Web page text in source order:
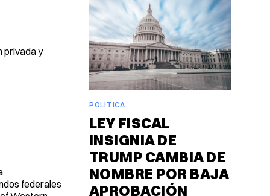
privada y
federales
POLÍTICA
LEY FISCAL
INSIGNIA DE
TRUMP CAMBIA DE
NOMBRE POR BAJA
APROBACIÓN